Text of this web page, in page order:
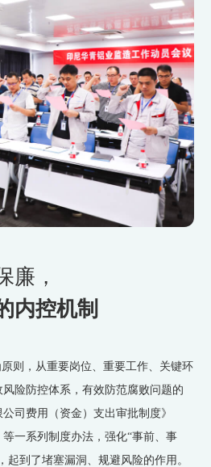
廉，
内控机制
则，从重要岗位、重要工作、关键环
险防控体系，有效防范腐败问题的
司费用（资金）支出审批制度》
等一系列制度办法，强化“事前、事
起到了堵塞漏洞、规避风险的作用。